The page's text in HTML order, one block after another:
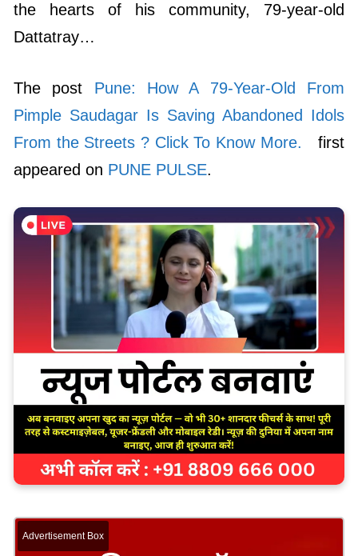
the hearts of his community, 79-year-old
Dattatray…
The post Pune: How A 79-Year-Old From
Pimple Saudagar Is Saving Abandoned Idols
From the Streets ? Click To Know More.
first
appeared on PUNE PULSE.
Advertisement Box